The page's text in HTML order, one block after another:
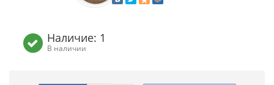
Наличие: 1
В наличии